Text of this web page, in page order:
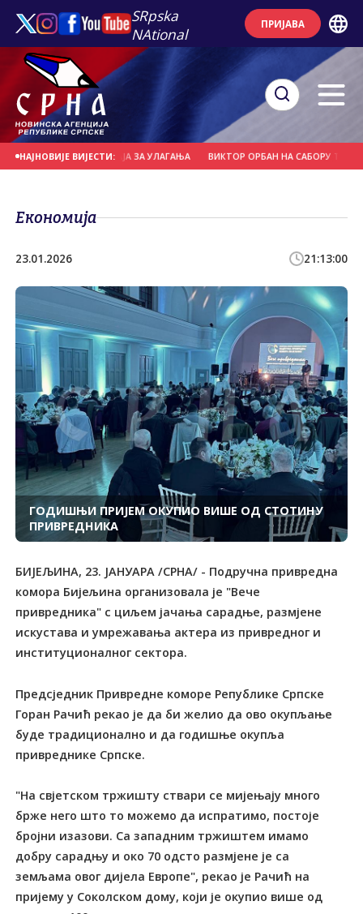
SRpska
NAtional
ПРИЈАВА
НАЈНОВИЈЕ ВИЈЕСТИ:
ПОДСТИЦАЈА ЗА УЛАГАЊА ВИКТОР ОРБАН НА САБОРУ ТРУБАЧА У
Економија
23.01.2026 21:13:00
ГОДИШЊИ ПРИЈЕМ ОКУПИО ВИШЕ ОД СТОТИНУ
ПРИВРЕДНИКА
БИЈЕЉИНА, 23. ЈАНУАРА /СРНА/ - Подручна привредна
комора Бијељина организовала је "Вече
привредника" с циљем јачања сарадње, размјене
искустава и умрежавања актера из привредног и
институционалног сектора.
Предсједник Привредне коморе Републике Српске
Горан Рачић рекао је да би желио да ово окупљање
буде традиционално и да годишње окупља
привреднике Српске.
"На свјетском тржишту ствари се мијењају много
брже него што то можемо да испратимо, постоје
бројни изазови. Са западним тржиштем имамо
добру сарадњу и око 70 одсто размјене је са
земљама овог дијела Европе", рекао је Рачић на
пријему у Соколском дому, који је окупио више од